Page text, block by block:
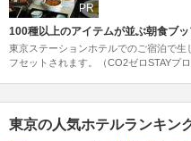
PR
100種以上のアイテムが並ぶ朝食ブ
東京ステーションホテルでのご宿泊で
フセットされます。（CO2ゼロSTAYプ
東京の人気ホテルランキン